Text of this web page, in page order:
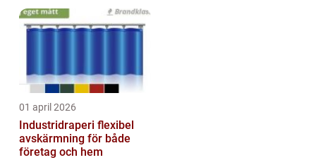
01 april 2026
Industridraperi flexibel
avskärmning för både
företag och hem